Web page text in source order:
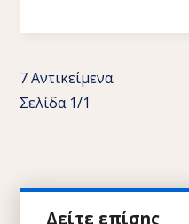
7 Αντικείμενα.
Σελίδα 1/1